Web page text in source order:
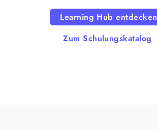
Learning Hub entdecken
Zum Schulungskatalog